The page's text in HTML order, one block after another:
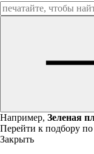
Например, Зеленая
Перейти к подбору по
Закрыть